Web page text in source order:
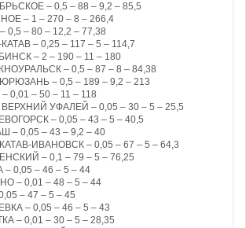
– 0,5 – 88 – 9,2 – 85,5
– 1 – 270 – 8 – 266,4
0,5 – 80 – 12,2 – 77,38
– 0,25 – 117 – 5 – 114,7
– 2 – 190 – 11 – 180
– 0,5 – 87 – 8 – 84,38
ЮРЮЗАНЬ – 0,5 – 189 – 9,2 – 213
0,01 – 50 – 11 – 118
ВЕРХНИЙ УФАЛЕЙ – 0,05 – 30 – 5 – 25,5
– 0,05 – 43 – 5 – 40,5
– 0,05 – 43 – 9,2 – 40
КАТАВ-ИВАНОВСК – 0,05 – 67 – 5 – 64,3
– 0,1 – 79 – 5 – 76,25
– 0,05 – 46 – 5 – 44
– 0,01 – 48 – 5 – 44
– 47 – 5 – 45
– 0,05 – 46 – 5 – 43
– 0,01 – 30 – 5 – 28,35